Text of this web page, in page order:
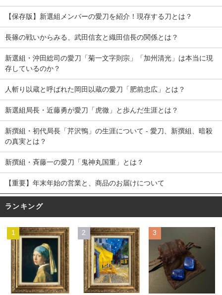
【保存版】新選組メンバーの愛刀を紹介！現存する刀とは？
長篠の戦いからみる、武田信玄と織田信長の関係とは？
新選組・沖田総司の愛刀「菊一文字則宗」「加州清光」は本当に現
存しているのか？
人斬り以蔵と呼ばれた岡田以蔵の愛刀「肥前忠広」とは？
新選組局長・近藤勇が愛刀「虎徹」と歩んだ生涯とは？
新撰組・初代局長「芹沢鴨」の生涯について - 愛刀、新撰組、暗殺
の真実とは？
新撰組・斉藤一の愛刀「鬼神丸国重」とは？
【重要】年末年始の営業と、商品のお届けについて
ランキング
1 2 3